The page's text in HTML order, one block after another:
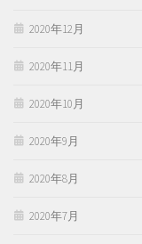
2020年12月
2020年11月
2020年10月
2020年9月
2020年8月
2020年7月